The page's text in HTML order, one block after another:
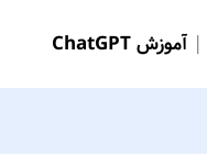
| آموزش ChatGPT